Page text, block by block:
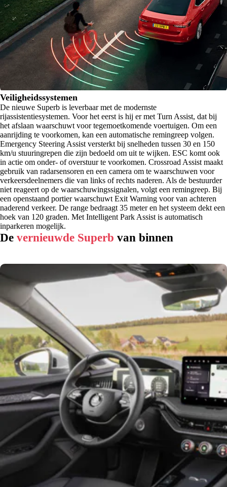
Veiligheidssystemen
De nieuwe Superb is leverbaar met de modernste
rijassistentiesystemen. Voor het eerst is hij er met Turn Assist, dat bij
het afslaan waarschuwt voor tegemoetkomende voertuigen. Om een
aanrijding te voorkomen, kan een automatische remingreep volgen.
Emergency Steering Assist versterkt bij snelheden tussen 30 en 150
km/u stuuringrepen die zijn bedoeld om uit te wijken. ESC komt ook
in actie om onder- of overstuur te voorkomen. Crossroad Assist maakt
gebruik van radarsensoren en een camera om te waarschuwen voor
verkeersdeelnemers die van links of rechts naderen. Als de bestuurder
niet reageert op de waarschuwingssignalen, volgt een remingreep. Bij
een openstaand portier waarschuwt Exit Warning voor van achteren
naderend verkeer. De range bedraagt 35 meter en het systeem dekt een
hoek van 120 graden. Met Intelligent Park Assist is automatisch
inparkeren mogelijk.
De vernieuwde Superb van binnen